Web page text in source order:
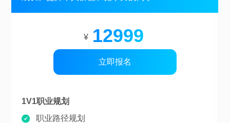
¥ 12999
立即报名
1V1职业规划
职业路径规划